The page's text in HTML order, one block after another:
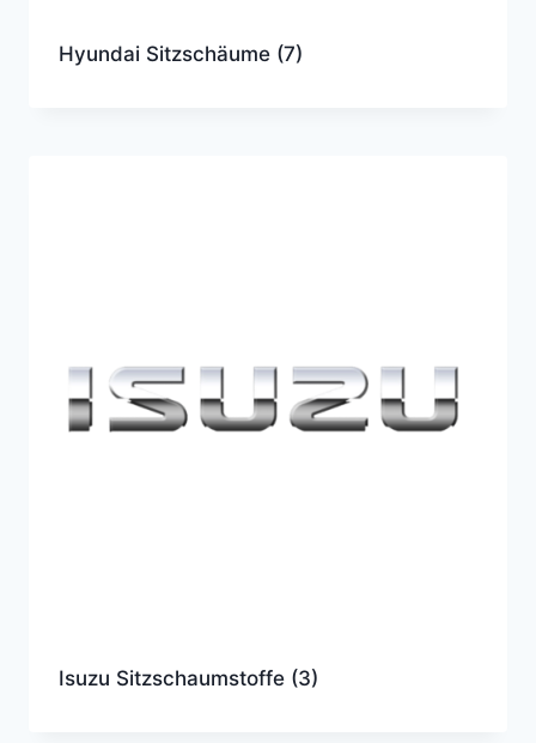
Hyundai Sitzschäume (7)
Isuzu Sitzschaumstoffe (3)